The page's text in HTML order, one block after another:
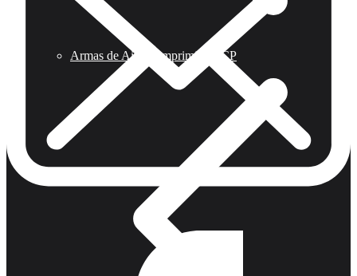
Armas de Aire Comprimido PCP